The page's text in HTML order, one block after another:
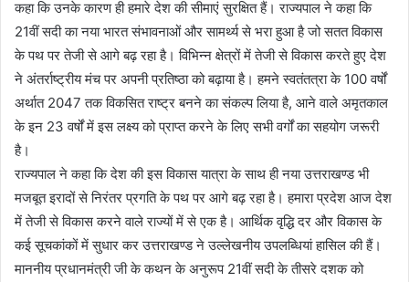
कहा कि उनके कारण ही हमारे देश की सीमाएं सुरक्षित हैं। राज्यपाल ने कहा कि
21वीं सदी का नया भारत संभावनाओं और सामर्थ्य से भरा हुआ है जो सतत विकास
के पथ पर तेजी से आगे बढ़ रहा है। विभिन्न क्षेत्रों में तेजी से विकास करते हुए देश
ने अंतर्राष्ट्रीय मंच पर अपनी प्रतिष्ठा को बढ़ाया है। हमने स्वतंतत्रा के 100 वर्षों
अर्थात 2047 तक विकसित राष्ट्र बनने का संकल्प लिया है, आने वाले अमृतकाल
के इन 23 वर्षों में इस लक्ष्य को प्राप्त करने के लिए सभी वर्गों का सहयोग जरूरी
है।
राज्यपाल ने कहा कि देश की इस विकास यात्रा के साथ ही नया उत्तराखण्ड भी
मजबूत इरादों से निरंतर प्रगति के पथ पर आगे बढ़ रहा है। हमारा प्रदेश आज देश
में तेजी से विकास करने वाले राज्यों में से एक है। आर्थिक वृद्धि दर और विकास के
कई सूचकांकों में सुधार कर उत्तराखण्ड ने उल्लेखनीय उपलब्धियां हासिल की हैं।
माननीय प्रधानमंत्री जी के कथन के अनुरूप 21वीं सदी के तीसरे दशक को